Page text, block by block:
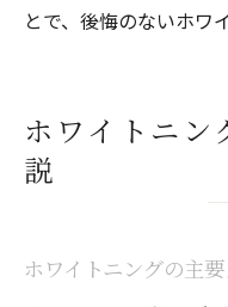
とで、後悔のないホワ
ホワイトニン
説
ホワイトニングの主